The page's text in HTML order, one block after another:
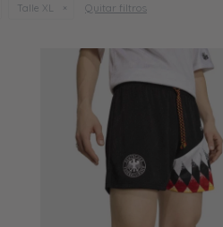
Talle XL Quitar filtros